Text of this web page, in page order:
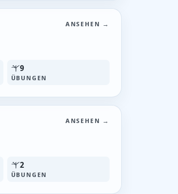
ANSEHEN →
9
ÜBUNGEN
ANSEHEN →
2
ÜBUNGEN